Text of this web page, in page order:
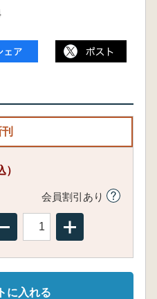
）
会員割引あり
に入れる